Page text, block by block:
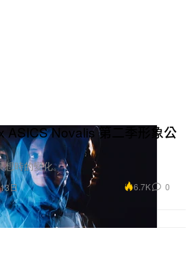
ASICS Novalis 第二季形象公
想時的變化。
日 6.7K 0